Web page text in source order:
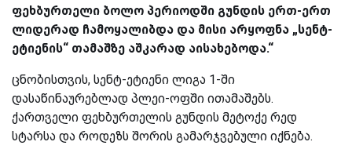
ფეხბურთელი ბოლო პერიოდში გუნდის ერთ-ერთ
ლიდერად ჩამოყალიბდა და მისი არყოფნა „სენტ-
ეტიენის“ თამაშზე აშკარად აისახებოდა.“
ცნობისთვის, სენტ-ეტიენი ლიგა 1-ში
დასაწინაურებლად პლეი-ოფში ითამაშებს.
ქართველი ფეხბურთელის გუნდის მეტოქე რედ
სტარსა და როდეზს შორის გამარჯვებული იქნება.